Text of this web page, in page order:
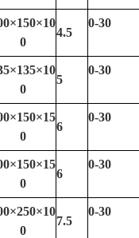
×150×10
0
4.5
0-30
×135×10
0
5
0-30
×150×15
0
6
0-30
×150×15
0
6
0-30
×250×10
0
7.5
0-30